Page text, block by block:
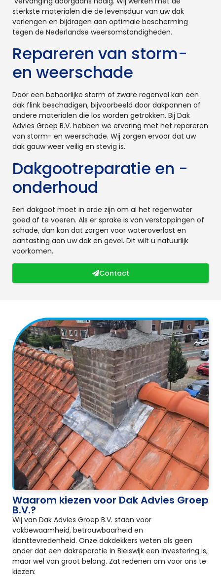
sterkste materialen die de levensduur van uw dak
verlengen en bijdragen aan optimale bescherming
tegen de Nederlandse weersomstandigheden.
Repareren van storm-
en weerschade
Door een behoorlijke storm of zware regenval kan een
dak flink beschadigen, bijvoorbeeld door dakpannen of
andere materialen die los worden getrokken. Bij Dak
Advies Groep B.V. hebben we ervaring met het repareren
van storm- en weerschade. Wij zorgen ervoor dat uw
dak gauw weer veilig en stevig is.
Dakgootreparatie en -
onderhoud
Een dakgoot moet in orde zijn om al het regenwater
goed af te voeren. Als er sprake is van verstoppingen of
schade, dan kan dat zorgen voor wateroverlast en
aantasting aan uw dak en gevel. Dit wilt u natuurlijk
voorkomen.
Contact
Waarom kiezen voor Dak Advies Groep
B.V.?
Wij van Dak Advies Groep B.V. staan voor
vakbewaamheid, betrouwbaarheid en
klanttevredenheid. Onze dakdekkers weten als geen
ander dat een dakreparatie in Bleiswijk een investering is,
maar wel van groot belang. Zat redenen om voor ons te
kiezen: